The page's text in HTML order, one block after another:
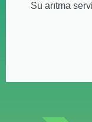
Su arıtma